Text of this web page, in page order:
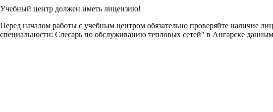
Учебный центр должен иметь лицензию!
Перед началом работы с учебным центром обязательно проверяйте наличие
специальности: Слесарь по обслуживанию тепловых сетей" в Ангарске